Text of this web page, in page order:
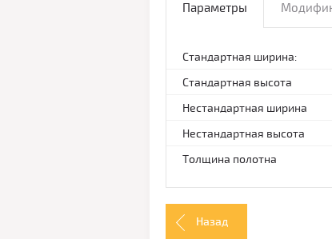
Параметры
Стандартная ширина:
Стандартная высота
Нестандартная ширина
Нестандартная высота
Толщина полотна
Назад